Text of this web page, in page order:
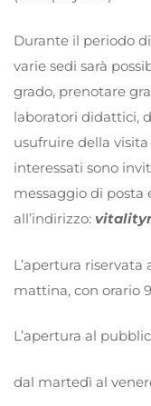
Durante il periodo
varie sedi sarà
grado, prenotare
laboratori didattici,
usufruire della
interessati sono
messaggio di posta
all’indirizzo:
L’apertura
mattina, con orario
L’apertura al
dal martedì al